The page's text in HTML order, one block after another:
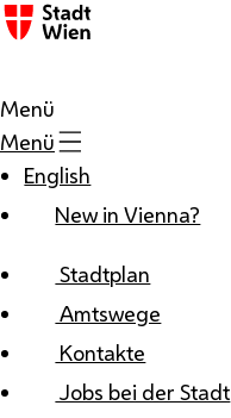
Zum Inhalt
Menü
Menü
English
New in Vienna?
Stadtplan
Amtswege
Kontakte
Jobs bei der Stadt